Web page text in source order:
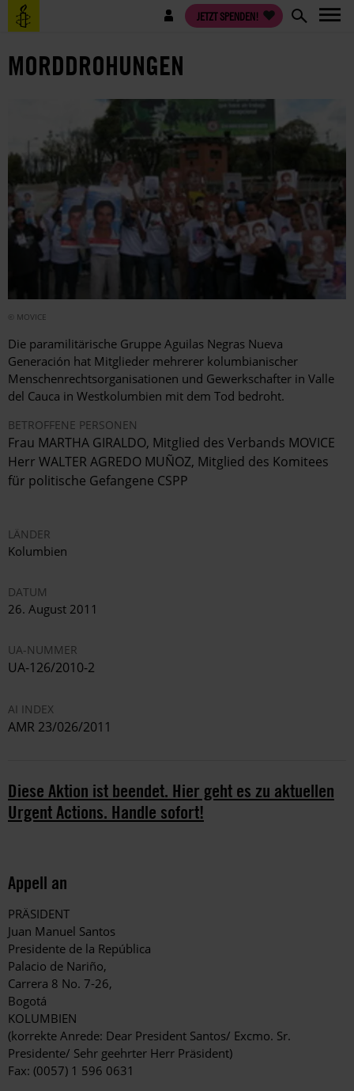
Direkt
zum
Benutzermenü JETZT SPENDEN!
MORDDROHUNGEN
© MOVICE
Die paramilitärische Gruppe Aguilas Negras Nueva
Generación hat Mitglieder mehrerer kolumbianischer
Menschenrechtsorganisationen und Gewerkschafter in Valle
del Cauca in Westkolumbien mit dem Tod bedroht.
BETROFFENE PERSONEN
Frau MARTHA GIRALDO, Mitglied des Verbands MOVICE
Herr WALTER AGREDO MUÑOZ, Mitglied des Komitees
für politische Gefangene CSPP
LÄNDER
Kolumbien
DATUM
26. August 2011
UA-NUMMER
UA-126/2010-2
AI INDEX
AMR 23/026/2011
Diese Aktion ist beendet. Hier geht es zu aktuellen
Urgent Actions. Handle sofort!
Appell an
PRÄSIDENT
Juan Manuel Santos
Presidente de la República
Palacio de Nariño,
Carrera 8 No. 7-26,
Bogotá
KOLUMBIEN
(korrekte Anrede: Dear President Santos/ Excmo. Sr.
Presidente/ Sehr geehrter Herr Präsident)
Fax: (0057) 1 596 0631